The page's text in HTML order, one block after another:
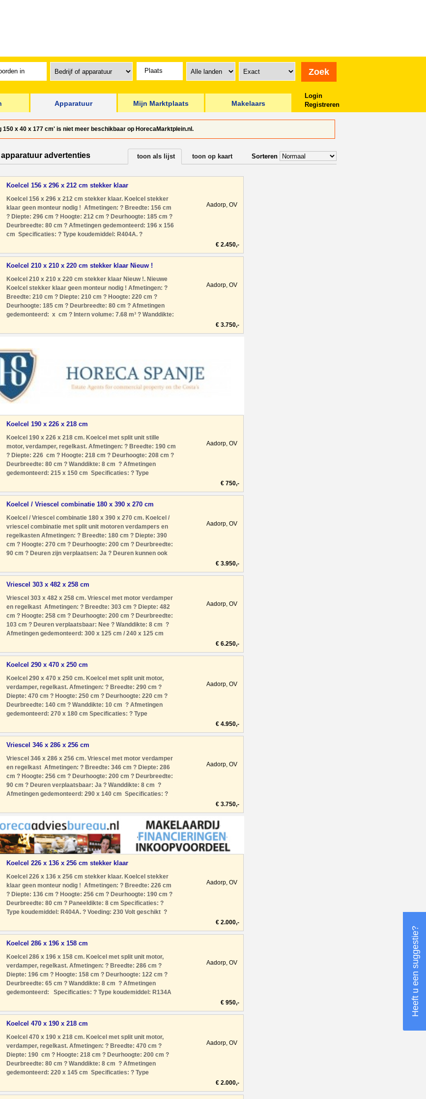
Apparatuur Mijn Marktplaats Makelaars
Login
Registreren
x 40 x 177 cm' is niet meer beschikbaar op HorecaMarktplein.nl.
advertenties Sorteren
toon als lijst toon op kaart
Koelcel 156 x 296 x 212 cm stekker klaar
Koelcel 156 x 296 x 212 cm stekker klaar. Koelcel stekker
klaar geen monteur nodig ! Afmetingen: ? Breedte: 156 cm
? Diepte: 296 cm ? Hoogte: 212 cm ? Deurhoogte: 185 cm ?
Deurbreedte: 80 cm ? Afmetingen gedemonteerd: 196 x 156
cm Specificaties: ? Type koudemiddel: R404A. ?
monteur nodig
Aadorp, OV
€ 2.450,-
Koelcel 210 x 210 x 220 cm stekker klaar Nieuw !
Koelcel 210 x 210 x 220 cm stekker klaar Nieuw !. Nieuwe
Koelcel stekker klaar geen monteur nodig ! Afmetingen: ?
Breedte: 210 cm ? Diepte: 210 cm ? Hoogte: 220 cm ?
Deurhoogte: 185 cm ? Deurbreedte: 80 cm ? Afmetingen
gedemonteerd: x cm ? Intern volume: 7.68 m³ ? Wanddikte:
+8 °C Klimaat
Aadorp, OV
€ 3.750,-
Koelcel 190 x 226 x 218 cm
Koelcel 190 x 226 x 218 cm. Koelcel met split unit stille
motor, verdamper, regelkast. Afmetingen: ? Breedte: 190 cm
? Diepte: 226 cm ? Hoogte: 218 cm ? Deurhoogte: 208 cm ?
Deurbreedte: 80 cm ? Wanddikte: 8 cm ? Afmetingen
gedemonteerd: 215 x 150 cm Specificaties: ? Type
unit met still
Aadorp, OV
€ 750,-
Koelcel / Vriescel combinatie 180 x 390 x 270 cm
Koelcel / Vriescel combinatie 180 x 390 x 270 cm. Koelcel /
vriescel combinatie met split unit motoren verdampers en
regelkasten Afmetingen: ? Breedte: 180 cm ? Diepte: 390
cm ? Hoogte: 270 cm ? Deurhoogte: 200 cm ? Deurbreedte:
90 cm ? Deuren zijn verplaatsen: Ja ? Deuren kunnen ook
Wanddikte koe
Aadorp, OV
€ 3.950,-
Vriescel 303 x 482 x 258 cm
Vriescel 303 x 482 x 258 cm. Vriescel met motor verdamper
en regelkast Afmetingen: ? Breedte: 303 cm ? Diepte: 482
cm ? Hoogte: 258 cm ? Deurhoogte: 200 cm ? Deurbreedte:
103 cm ? Deuren verplaatsbaar: Nee ? Wanddikte: 8 cm ?
Afmetingen gedemonteerd: 300 x 125 cm / 240 x 125 cm
Volt ? Type
Aadorp, OV
€ 6.250,-
Koelcel 290 x 470 x 250 cm
Koelcel 290 x 470 x 250 cm. Koelcel met split unit motor,
verdamper, regelkast. Afmetingen: ? Breedte: 290 cm ?
Diepte: 470 cm ? Hoogte: 250 cm ? Deurhoogte: 220 cm ?
Deurbreedte: 140 cm ? Wanddikte: 10 cm ? Afmetingen
gedemonteerd: 270 x 180 cm Specificaties: ? Type
unit met motor verda
Aadorp, OV
€ 4.950,-
Vriescel 346 x 286 x 256 cm
Vriescel 346 x 286 x 256 cm. Vriescel met motor verdamper
en regelkast Afmetingen: ? Breedte: 346 cm ? Diepte: 286
cm ? Hoogte: 256 cm ? Deurhoogte: 200 cm ? Deurbreedte:
90 cm ? Deuren verplaatsbaar: Ja ? Wanddikte: 8 cm ?
Afmetingen gedemonteerd: 290 x 140 cm Specificaties: ?
motor: Split uni
Aadorp, OV
€ 3.750,-
Koelcel 226 x 136 x 256 cm stekker klaar
Koelcel 226 x 136 x 256 cm stekker klaar. Koelcel stekker
klaar geen monteur nodig ! Afmetingen: ? Breedte: 226 cm
? Diepte: 136 cm ? Hoogte: 256 cm ? Deurhoogte: 190 cm ?
Deurbreedte: 80 cm ? Paneeldikte: 8 cm Specificaties: ?
Type koudemiddel: R404A. ? Voeding: 230 Volt geschikt ?
? Deze k
Aadorp, OV
€ 2.000,-
Koelcel 286 x 196 x 158 cm
Koelcel 286 x 196 x 158 cm. Koelcel met split unit motor,
verdamper, regelkast. Afmetingen: ? Breedte: 286 cm ?
Diepte: 196 cm ? Hoogte: 158 cm ? Deurhoogte: 122 cm ?
Deurbreedte: 65 cm ? Wanddikte: 8 cm ? Afmetingen
gedemonteerd: Specificaties: ? Type koudemiddel: R134A
verdamper en regel
Aadorp, OV
€ 950,-
Koelcel 470 x 190 x 218 cm
Koelcel 470 x 190 x 218 cm. Koelcel met split unit motor,
verdamper, regelkast. Afmetingen: ? Breedte: 470 cm ?
Diepte: 190 cm ? Hoogte: 218 cm ? Deurhoogte: 200 cm ?
Deurbreedte: 80 cm ? Wanddikte: 8 cm ? Afmetingen
gedemonteerd: 220 x 145 cm Specificaties: ? Type
unit met motor verdam
Aadorp, OV
€ 2.000,-
Heeft u een suggestie?